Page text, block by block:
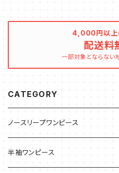
4,000円以上
配送料
一部対象とならない
CATEGORY
ノースリープワンピース
半袖ワンピース